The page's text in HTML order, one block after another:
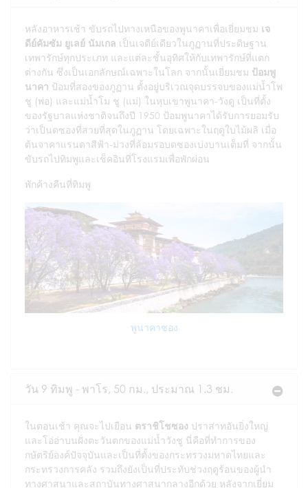
หลังอาหารเช้า ขับรถไปทางเหนือของพูนาคาเพื่อเยี่ยมชม เจ
ดีย์คัมซัม ยูเลย์ นัมเกล เป็นเจดีย์เดียวในภูฏานที่ประดิษฐาน
เทพารักษ์ทุกประเภท และแต่ละชั้นอุทิศให้กับเทพารักษ์ที่แตก
ต่างกัน ซึ่งเป็นเอกลักษณ์เฉพาะในโลก จากนั้นเยี่ยมชม ป้อมพู
นาคา ป้อมที่สองของภูฏาน ตั้งอยู่บริเวณจุดบรรจบของแม่น้ำโพ
ชู (พ่อ) และแม่น้ำโม ชู (แม่) ในหุบเขาพูนาคา-วังดู เป็นที่ตั้ง
ของรัฐบาลแห่งชาติจนถึงปี 1950 ป้อมพูนาคาได้รับการยอมรับ
ว่าเป็นดซองที่สวยที่สุดในภูฏาน โดยเฉพาะในฤดูใบไม้ผลิ เมื่อ
ต้นจาคาแรนดาสีฟ้า-ม่วงที่ล้อมรอบดซองเบ่งบานเต็มที่ จากนั้น
ขับรถไปทิมพูและเช็คอินที่โรงแรมเพื่อพักผ่อน
พักค้างคืนที่ทิมพู
พูนาคาซอง
วัน 9 ทิมพู - พาโร, 50 กม., ประมาณ 1.3 ชม.
ในตอนเช้า คุณจะไปเยือน ตราชิโชซอง ปราสาทอันยิ่งใหญ่
และโอ่อ่าบนฝั่งตะวันตกของแม่น้ำวังชู นี่คือที่ทำการของ
กษัตริย์องค์ปัจจุบันและเป็นที่ตั้งของกระทรวงมหาดไทยและ
กระทรวงการคลัง รวมถึงยังเป็นที่ประทับช่วงฤดูร้อนของผู้นำ
ทางศาสนาและสถาบันทางศาสนากลางอีกด้วย หลังจากเยี่ยม